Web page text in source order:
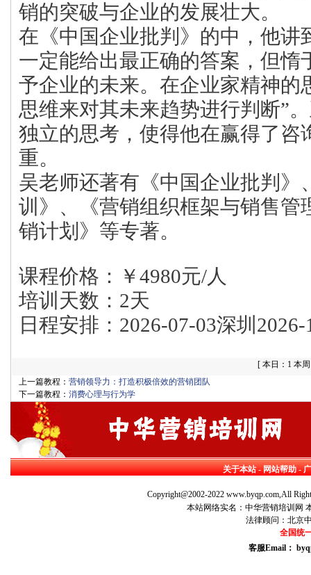
销的突破与企业的发展壮大。
在《中国企业批判》的中，他讲
一定能给出最正确的答案，但惰
予企业的未来。在企业家精神的
思维来对其未来趋势进行判断”
独立的思考，使得他在赢得了咨
重。
吴老师还著有《中国企业批判》
训》、《营销组织框架与销售管
销计划》等专著。
课程价格：￥4980元/人
培训天数：2天
日程安排：2026-07-03深圳
[ 本日：1 本
上一篇教程： 营销领导力：打造积极倍效的营销团队
下一篇教程： 消费心理与行为学
关于本站 - 网站帮助 -
Copyright@2002-2022 www.byqp.com,All
本站网络实名：中华营销培训网
法律顾问：北
全国统
客服Email：